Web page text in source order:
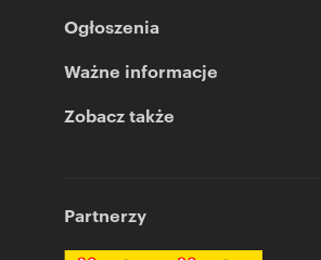
Ogłoszenia
Ważne informacje
Zobacz także
Partnerzy